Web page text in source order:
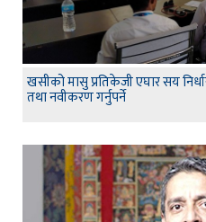
खसीको मासु प्रतिकेजी एघार सय
तथा नवीकरण गर्नुपर्ने